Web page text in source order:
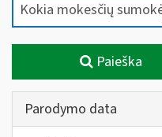
Paieška
Parodymo data